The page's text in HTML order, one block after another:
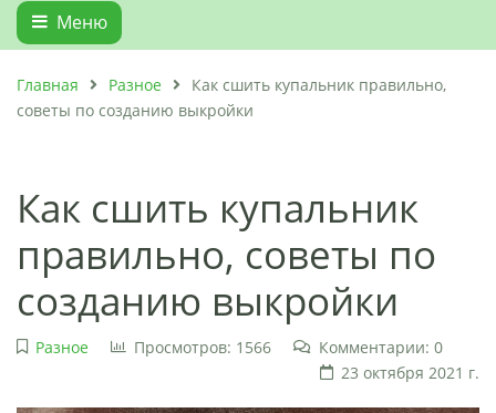
Меню
Главная Разное
Как сшить купальник правильно,
советы по созданию выкройки
Как сшить купальник
правильно, советы по
созданию выкройки
Разное Просмотров: 1566
Комментарии: 0
23 октября 2021 г.